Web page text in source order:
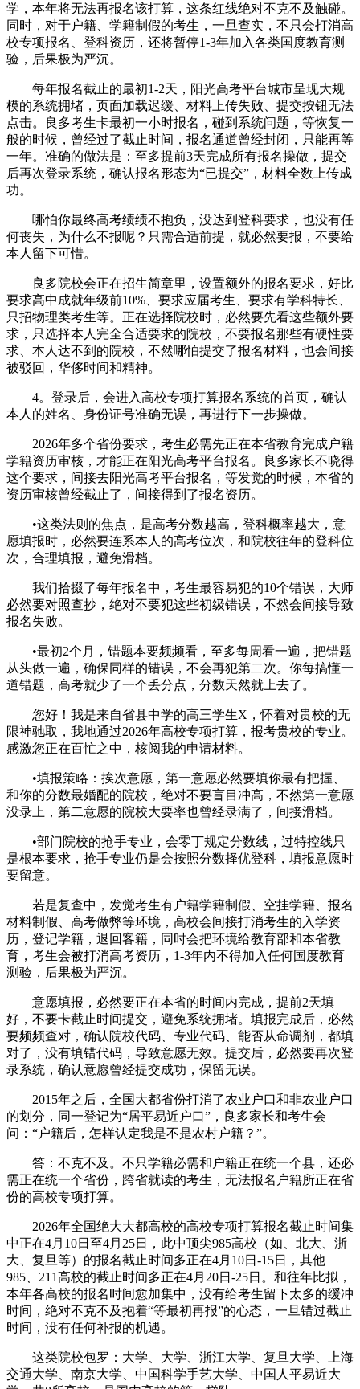
学，本年将无法再报名该打算，这条红线绝对不克不及触碰。
同时，对于户籍、学籍制假的考生，一旦查实，不只会打消高
校专项报名、登科资历，还将暂停1-3年加入各类国度教育测
验，后果极为严沉。
每年报名截止的最初1-2天，阳光高考平台城市呈现大规
模的系统拥堵，页面加载迟缓、材料上传失败、提交按钮无法
点击。良多考生卡最初一小时报名，碰到系统问题，等恢复一
般的时候，曾经过了截止时间，报名通道曾经封闭，只能再等
一年。准确的做法是：至多提前3天完成所有报名操做，提交
后再次登录系统，确认报名形态为“已提交”，材料全数上传成
功。
哪怕你最终高考绩绩不抱负，没达到登科要求，也没有任
何丧失，为什么不报呢？只需合适前提，就必然要报，不要给
本人留下可惜。
良多院校会正在招生简章里，设置额外的报名要求，好比
要求高中成就年级前10%、要求应届考生、要求有学科特长、
只招物理类考生等。正在选择院校时，必然要先看这些额外要
求，只选择本人完全合适要求的院校，不要报名那些有硬性要
求、本人达不到的院校，不然哪怕提交了报名材料，也会间接
被驳回，华侈时间和精神。
4。登录后，会进入高校专项打算报名系统的首页，确认
本人的姓名、身份证号准确无误，再进行下一步操做。
2026年多个省份要求，考生必需先正在本省教育完成户籍
学籍资历审核，才能正在阳光高考平台报名。良多家长不晓得
这个要求，间接去阳光高考平台报名，等发觉的时候，本省的
资历审核曾经截止了，间接得到了报名资历。
•这类法则的焦点，是高考分数越高，登科概率越大，意
愿填报时，必然要连系本人的高考位次，和院校往年的登科位
次，合理填报，避免滑档。
我们拾掇了每年报名中，考生最容易犯的10个错误，大师
必然要对照查抄，绝对不要犯这些初级错误，不然会间接导致
报名失败。
•最初2个月，错题本要频频看，至多每周看一遍，把错题
从头做一遍，确保同样的错误，不会再犯第二次。你每搞懂一
道错题，高考就少了一个丢分点，分数天然就上去了。
您好！我是来自省县中学的高三学生X，怀着对贵校的无
限神驰取，我地通过2026年高校专项打算，报考贵校的专业。
感激您正在百忙之中，核阅我的申请材料。
•填报策略：挨次意愿，第一意愿必然要填你最有把握、
和你的分数最婚配的院校，绝对不要盲目冲高，不然第一意愿
没录上，第二意愿的院校大要率也曾经录满了，间接滑档。
•部门院校的抢手专业，会零丁规定分数线，过特控线只
是根本要求，抢手专业仍是会按照分数择优登科，填报意愿时
要留意。
若是复查中，发觉考生有户籍学籍制假、空挂学籍、报名
材料制假、高考做弊等环境，高校会间接打消考生的入学资
历，登记学籍，退回客籍，同时会把环境给教育部和本省教
育，考生会被打消高考资历，1-3年内不得加入任何国度教育
测验，后果极为严沉。
意愿填报，必然要正在本省的时间内完成，提前2天填
好，不要卡截止时间提交，避免系统拥堵。填报完成后，必然
要频频查对，确认院校代码、专业代码、能否从命调剂，都填
对了，没有填错代码，导致意愿无效。提交后，必然要再次登
录系统，确认意愿曾经提交成功，保留无误。
2015年之后，全国大都省份打消了农业户口和非农业户口
的划分，同一登记为“居平易近户口”，良多家长和考生会
问：“户籍后，怎样认定我是不是农村户籍？”。
答：不克不及。不只学籍必需和户籍正在统一个县，还必
需正在统一个省份，跨省就读的考生，无法报名户籍所正在省
份的高校专项打算。
2026年全国绝大大都高校的高校专项打算报名截止时间集
中正在4月10日至4月25日，此中顶尖985高校（如、北大、浙
大、复旦等）的报名截止时间多正在4月10日-15日，其他
985、211高校的截止时间多正在4月20日-25日。和往年比拟，
本年各高校的报名时间愈加集中，没有给考生留下太多的缓冲
时间，绝对不克不及抱着“等最初再报”的心态，一旦错过截止
时间，没有任何补报的机遇。
这类院校包罗：大学、大学、浙江大学、复旦大学、上海
交通大学、南京大学、中国科学手艺大学、中国人平易近大